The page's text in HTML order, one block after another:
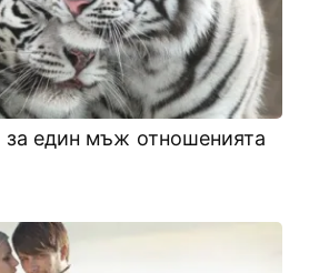
за един мъж отношенията